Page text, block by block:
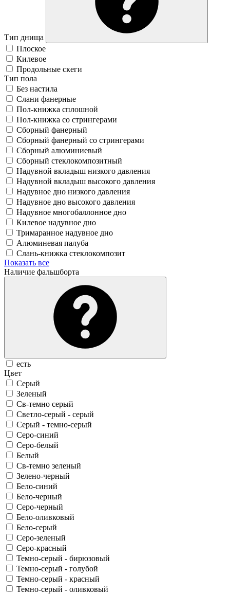
Тип днища
Плоское
Килевое
Продольные скеги
Тип пола
Без настила
Слани фанерные
Пол-книжка сплошной
Пол-книжка со стрингерами
Сборный фанерный
Сборный фанерный со стрингерами
Сборный алюминиевый
Сборный стеклокомпозитный
Надувной вкладыш низкого давления
Надувной вкладыш высокого давления
Надувное дно низкого давления
Надувное дно высокого давления
Надувное многобаллонное дно
Килевое надувное дно
Тримаранное надувное дно
Алюминевая палуба
Слань-книжка стеклокомпозит
Показать все
Наличие фальшборта
есть
Цвет
Серый
Зеленый
Св-темно серый
Светло-серый - серый
Серый - темно-серый
Серо-синий
Серо-белый
Белый
Св-темно зеленый
Зелено-черный
Бело-синий
Бело-черный
Серо-черный
Бело-оливковый
Бело-серый
Серо-зеленый
Серо-красный
Темно-серый - бирюзовый
Темно-серый - голубой
Темно-серый - красный
Темно-серый - оливковый